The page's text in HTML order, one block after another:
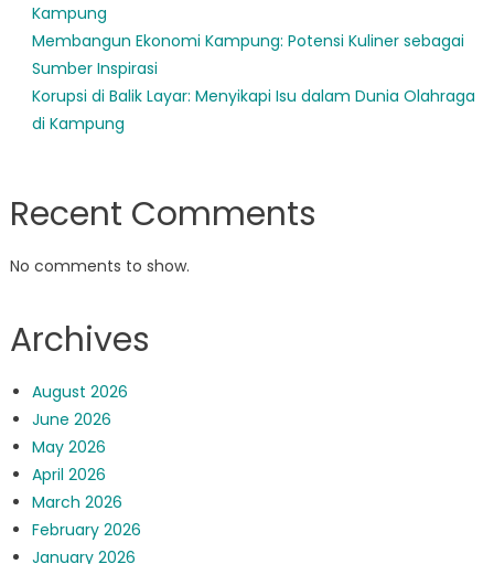
Kampung
Membangun Ekonomi Kampung: Potensi Kuliner sebagai
Sumber Inspirasi
Korupsi di Balik Layar: Menyikapi Isu dalam Dunia Olahraga
di Kampung
Recent Comments
No comments to show.
Archives
August 2026
June 2026
May 2026
April 2026
March 2026
February 2026
January 2026